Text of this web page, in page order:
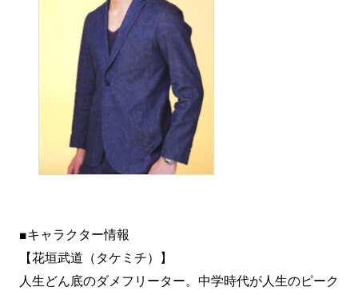
■キャラクター情報
【花垣武道（タケミチ）】
人生どん底のダメフリーター。中学時代が人生のピーク